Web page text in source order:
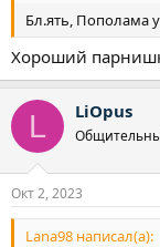
Бл.ять, Пополама
Хороший
L LiOpus
Окт 2, 2023
Lana98 написал(а):